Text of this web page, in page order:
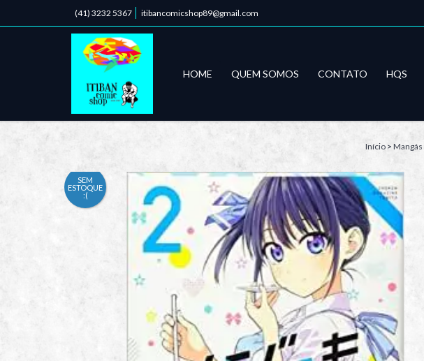
(41) 3232 5367 itibancomicshop89@gmail.com
HOME QUEM SOMOS CONTATO HQS
Início > Mangás
SEM
ESTOQUE
:(